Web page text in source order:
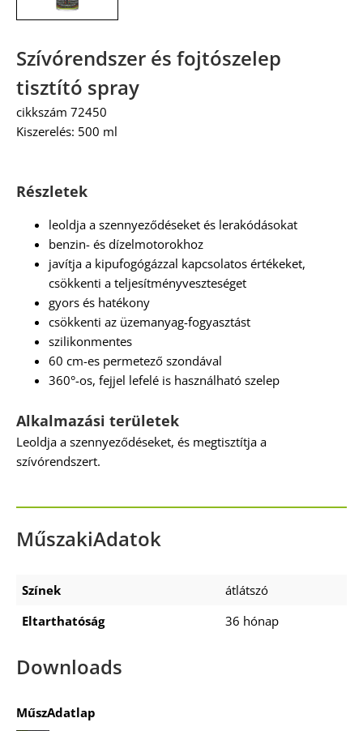
Szívórendszer és fojtószelep
tisztító spray
cikkszám 72450
Kiszerelés: 500 ml
Részletek
leoldja a szennyeződéseket és lerakódásokat
benzin- és dízelmotorokhoz
javítja a kipufogógázzal kapcsolatos értékeket,
csökkenti a teljesítményveszteséget
gyors és hatékony
csökkenti az üzemanyag-fogyasztást
szilikonmentes
60 cm-es permetező szondával
360°-os, fejjel lefelé is használható szelep
Alkalmazási területek
Leoldja a szennyeződéseket, és megtisztítja a
szívórendszert.
MűszakiAdatok
Színek
átlátszó
Eltarthatóság
36 hónap
Downloads
MűszAdatlap